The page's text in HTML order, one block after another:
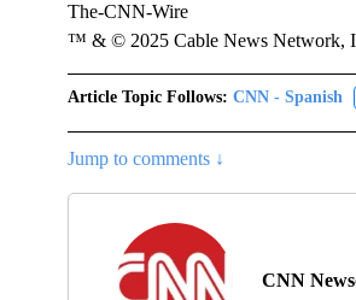
The-CNN-Wire
™ & © 2025 Cable News Network,
Article Topic Follows: CNN - Spanish
Jump to comments ↓
CNN